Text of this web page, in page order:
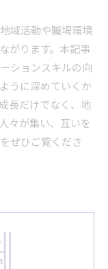
域活動や職場環境
がります。本記事
ションスキルの向
うに深めていくか
長だけでなく、地
々が集い、互いを
ぜひご覧くださ